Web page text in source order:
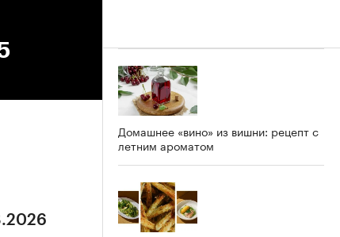
Домашнее «вино» из вишни: рецепт с
летним ароматом